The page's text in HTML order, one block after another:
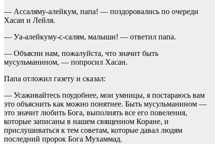
— Ассаляму-алейкум, папа! — поздоровались по очереди
Хасан и Лейля.
— Уа-алейкуму-с-салям, малыши! — ответил папа.
— Объясни нам, пожалуйста, что значит быть
мусульманином, — попросил Хасан.
Папа отложил газету и сказал:
— Усаживайтесь поудобнее, мои умницы, я постараюсь вам
это объяснить как можно понятнее. Быть мусульманином —
это значит любить Бога, выполнять все его повеления,
которые записаны в нашем священном Коране, и
прислушиваться к тем советам, которые давал людям
последний пророк Бога Мухаммад.